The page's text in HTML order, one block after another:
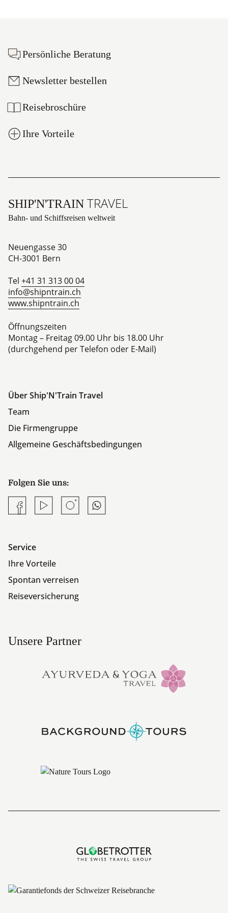
Persönliche Beratung
Newsletter bestellen
Reisebroschüre
Ihre Vorteile
SHIP'N'TRAIN TRAVEL
Bahn- und Schiffsreisen weltweit
Neuengasse 30
CH-3001 Bern
Tel +41 31 313 00 04
info@shipntrain.ch
www.shipntrain.ch
Öffnungszeiten
Montag – Freitag 09.00 Uhr bis 18.00 Uhr
(durchgehend per Telefon oder E-Mail)
Über Ship'N'Train Travel
Team
Die Firmengruppe
Allgemeine Geschäftsbedingungen
Folgen Sie uns:
Facebook YouTube Instagram Whatsapp
Service
Ihre Vorteile
Spontan verreisen
Reiseversicherung
Unsere Partner